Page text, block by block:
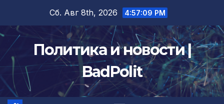
содержимому
Сб. Авг 8th, 2026 4:57:09 PM
Политика и новости |
BadPolit